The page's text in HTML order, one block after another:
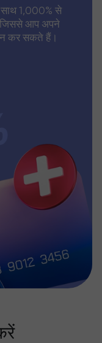
1,000% से
जिससे आप अपने
कर सकते हैं।